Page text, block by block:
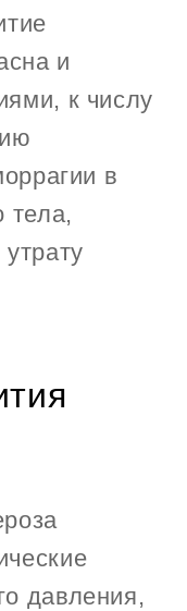
и
к числу
в
тела,
давления,